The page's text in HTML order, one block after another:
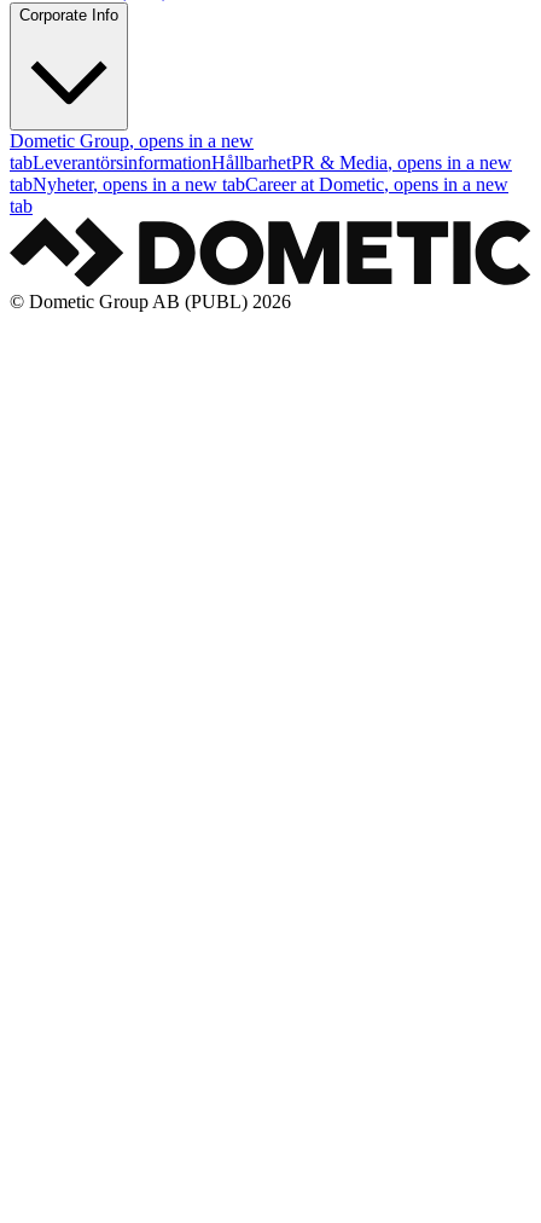
Corporate Info
Dometic Group, opens in a new
tabLeverantörsinformationHållbarhetPR & Media, opens in a new
tabNyheter, opens in a new tabCareer at Dometic, opens in a new
tab
© Dometic Group AB (PUBL) 2026